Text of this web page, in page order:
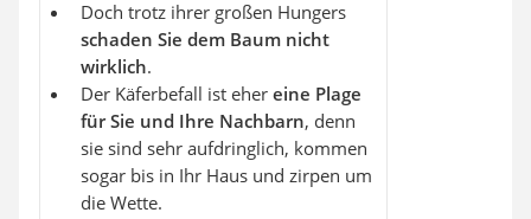
Doch trotz ihrer großen Hungers
schaden Sie dem Baum nicht
wirklich.
Der Käferbefall ist eher eine Plage
für Sie und Ihre Nachbarn, denn
sie sind sehr aufdringlich, kommen
sogar bis in Ihr Haus und zirpen um
die Wette.